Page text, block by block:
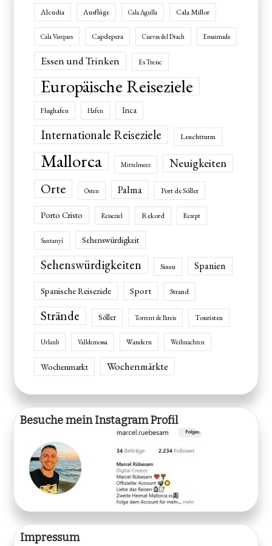
Alcudia Ausflüge Cala Agulla Cala Millor
Cala Varques Capdepera Cuevas del Drach Ensaimada
Essen und Trinken Es Trenc
Europäische Reiseziele
Flughafen Hafen Inca
Internationale Reiseziele Leuchtturm
Mallorca Mittelmeer Neuigkeiten
Orte Osten Palma Port de Sóller
Porto Cristo Reiseziel Rekord Rezept
Santanyí Sehenswürdigkeit
Sehenswürdigkeiten Sineu Spanien
Spanische Reiseziele Sport Strand
Strände Sóller Torrent de Pareis Touristen
Urlaub Valldemossa Wandern Weihnachten
Wochenmarkt Wochenmärkte
Besuche mein Instagram Profil
Impressum